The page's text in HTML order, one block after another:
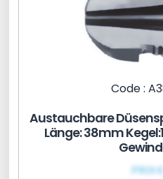
Code :
Austauchbare
Länge: 38mm